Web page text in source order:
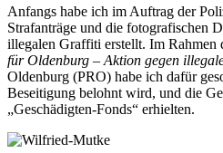
Anfangs habe ich im Auftrag der
Strafanträge und die fotografischen
illegalen Graffiti erstellt. Im Rahmen
für Oldenburg – Aktion gegen
Oldenburg (PRO) habe ich dafür
Beseitigung belohnt wird, und die
„Geschädigten-Fonds“ erhielten.